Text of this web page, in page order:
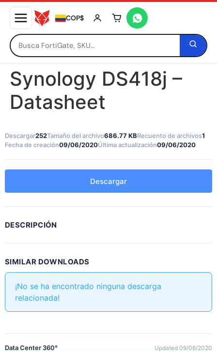
COP$ Tu carrito está vacío
Synology DS418j –
Datasheet
Descargar252Tamaño del archivo686.77 KBRecuento de archivos1
Fecha de creación09/06/2020Última actualización09/06/2020
Descargar
DESCRIPCIÓN
SIMILAR DOWNLOADS
¡No se ha encontrado ninguna descarga
relacionada!
Data Center 360° Updated 09/06/2020